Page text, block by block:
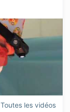
Toutes les vidéos